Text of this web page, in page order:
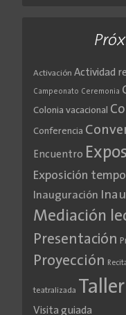
Activación Actividad
Campeonato Ceremonia
Colonia vacacional
Conferencia
Encuentro
Exposición
Inauguración
Mediación
Presentación
Proyección
teatralizada Taller
Visita guiada